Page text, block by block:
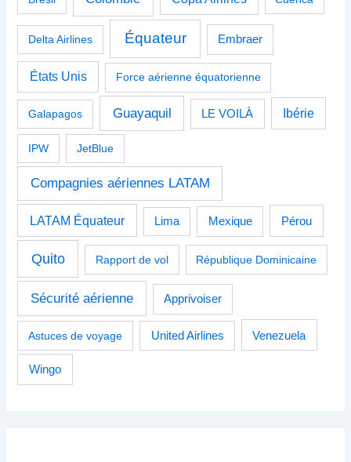
Delta Airlines Équateur Embraer
États Unis Force aérienne équatorienne
Galapagos Guayaquil LE VOILÀ Ibérie
IPW JetBlue
Compagnies aériennes LATAM
LATAM Équateur Lima Mexique Pérou
Quito Rapport de vol République Dominicaine
Sécurité aérienne Apprivoiser
Astuces de voyage United Airlines Venezuela
Wingo